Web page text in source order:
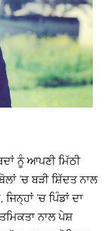
ਨੂੰ ਆਪਣੀ ਮਿੱਠੀ
’ਚ ਬੜੀ ਸ਼ਿੱਦਤ ਨਾਲ
’ਚ ਪਿੰਡਾਂ ਦਾ
ਨਾਲ ਪੇਸ਼